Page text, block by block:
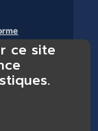
et +
ce site